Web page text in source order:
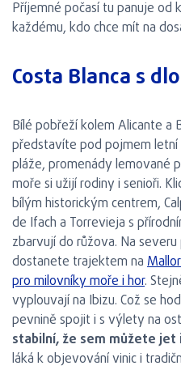
Příjemné počasí tu panuje od
každému, kdo chce mít na
Costa Blanca s
Bílé pobřeží kolem Alicante a
představíte pod pojmem letní
pláže, promenády lemované
moře si užijí rodiny i senioři.
bílým historickým centrem,
de Ifach a Torrevieja s
zbarvují do růžova. Na
dostanete trajektem na
pro milovníky moře i hor.
vyplouvají na Ibizu. Což se
pevnině spojit i s výlety na
stabilní, že sem můžete jet
láká k objevování vinic i